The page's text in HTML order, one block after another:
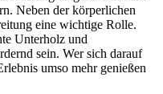
Neben der körperlichen
eine wichtige Rolle.
Unterholz und
sein. Wer sich darauf
umso mehr genießen